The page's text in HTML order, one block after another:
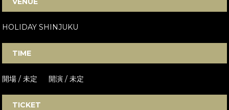
HOLIDAY SHINJUKU
TIME
開場 / 未定 開演 / 未定
TICKET